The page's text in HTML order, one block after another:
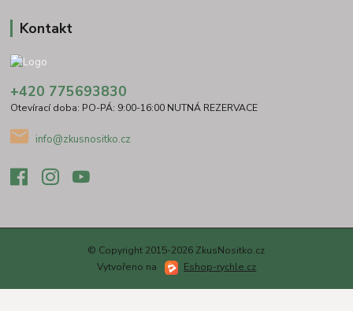
Kontakt
+420 775693830
Otevírací doba: PO-PÁ: 9:00-16:00 NUTNÁ REZERVACE
info@zkusnositko.cz
© Copyright 2015-2026 ZkusNositko.cz
Vytvořeno na
Eshop-rychle.cz